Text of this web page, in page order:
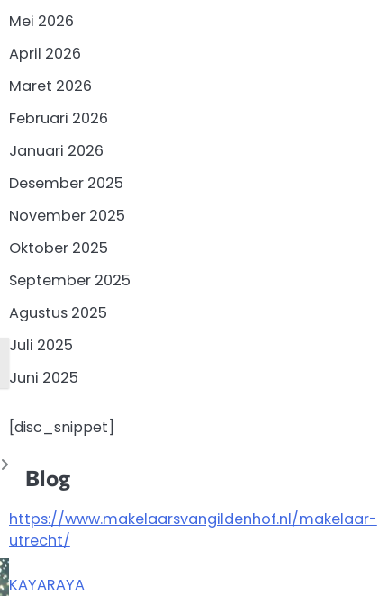
Mei 2026
April 2026
Maret 2026
Februari 2026
Januari 2026
Desember 2025
November 2025
Oktober 2025
September 2025
Agustus 2025
Juli 2025
Juni 2025
[disc_snippet]
Blog
https://www.makelaarsvangildenhof.nl/makelaar-
utrecht/
KAYARAYA